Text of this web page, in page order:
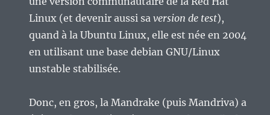
Linux (et devenir aussi saversion de test),
quand à la Ubuntu Linux, elle est née en 2004
en utilisant une base debian GNU/Linux
unstable stabilisée.
Donc, en gros, la Mandrake (puis Mandriva) a